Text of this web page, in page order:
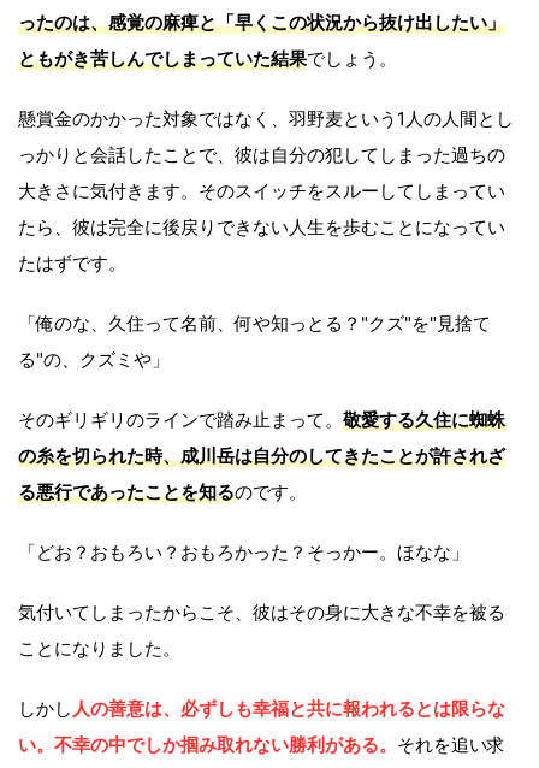
ったのは、感覚の麻痺と「早くこの状況から抜け出したい」
ともがき苦しんでしまっていた結果でしょう。
懸賞金のかかった対象ではなく、羽野麦という1人の人間とし
っかりと会話したことで、彼は自分の犯してしまった過ちの
大きさに気付きます。そのスイッチをスルーしてしまってい
たら、彼は完全に後戻りできない人生を歩むことになってい
たはずです。
「俺のな、久住って名前、何や知っとる？"クズ"を"見捨て
る"の、クズミや」
そのギリギリのラインで踏み止まって。 敬愛する久住に蜘蛛
の糸を切られた時、成川岳は自分のしてきたことが許されざ
る悪行であったことを知るのです。
「どお？おもろい？おもろかった？そっかー。ほなな」
気付いてしまったからこそ、彼はその身に大きな不幸を被る
ことになりました。
しかし 人の善意は、必ずしも幸福と共に報われるとは限らな
い。不幸の中でしか掴み取れない勝利がある。 それを追い求